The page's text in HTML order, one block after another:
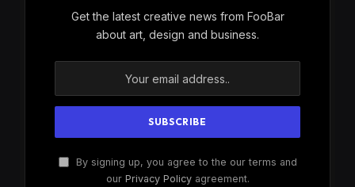
talang och karisma. I den här artikeln kommer vi att
utforska den fascinerande världen av pop och
de mest framstående kvinnliga sångerskorna i
branschen.
Popmusik: En genre som har erövrat
världen